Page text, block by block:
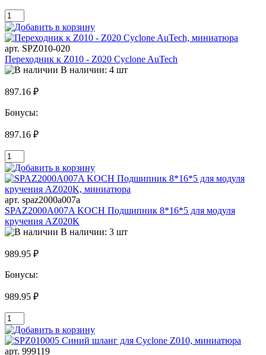
арт. SPZ010-020
Переходник к Z010 - Z020 Cyclone AuTech
В наличии: 4 шт
897.16 ₽
Бонусы:
897.16 ₽
арт. spaz2000a007a
SPAZ2000A007A KOCH Подшипник 8*16*5 для модуля
кручения AZ020K
В наличии: 3 шт
989.95 ₽
Бонусы:
989.95 ₽
арт. 999119